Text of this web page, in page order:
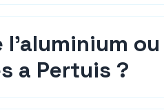
ou
a Pertuis ?